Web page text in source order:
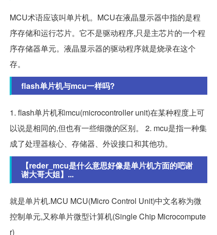
MCU术语应该叫单片机。MCU在液晶显示器中指的是程
序存储和运行芯片。它不是驱动程序,只是主芯片的一个程
序存储器单元。液晶显示器的驱动程序就是烧录在这个
存。
flash单片机与mcu一样吗?
1. flash单片机和mcu(microcontroller unit)在某种程度上可
以说是相同的,但也有一些细微的区别。 2. mcu是指一种集
成了处理器核心、存储器、外设接口和其他功。
【reder_mcu是什么意思好像是单片机方面的吧谢
谢大哥大姐】...
就是单片机.MCU MCU(Micro Control Unit)中文名称为微
控制单元,又称单片微型计算机(Single Chip Microcompute
r)